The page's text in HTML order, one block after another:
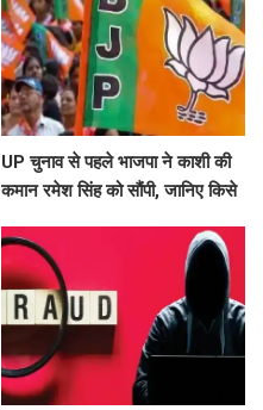
UP चुनाव से पहले भाजपा ने काशी की
कमान रमेश सिंह को सौंपी, जानिए किसे